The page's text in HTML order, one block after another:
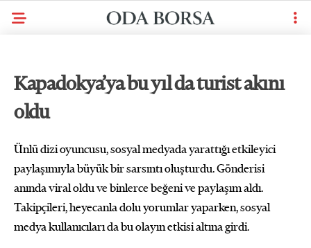
Kapadokya’ya bu yıl da turist akını
oldu
Ünlü dizi oyuncusu, sosyal medyada yarattığı etkileyici
paylaşımıyla büyük bir sarsıntı oluşturdu. Gönderisi
anında viral oldu ve binlerce beğeni ve paylaşım aldı.
Takipçileri, heyecanla dolu yorumlar yaparken, sosyal
medya kullanıcıları da bu olayın etkisi altına girdi.